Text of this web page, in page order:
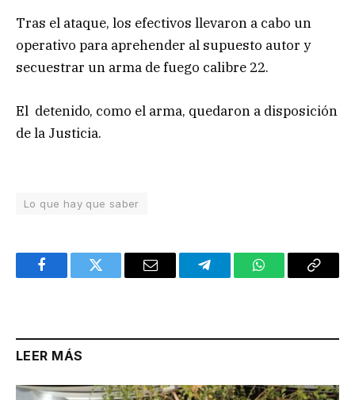
Tras el ataque, los efectivos llevaron a cabo un
operativo para aprehender al supuesto autor y
secuestrar un arma de fuego calibre 22.
El detenido, como el arma, quedaron a disposición
de la Justicia.
Lo que hay que saber
FacebookTwitter Email TelegramWhatsAppCopy
LEER MÁS